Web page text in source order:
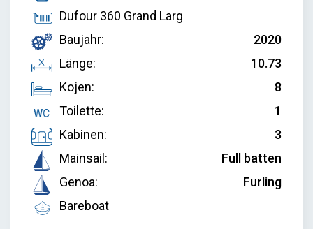
Dufour 360 Grand Larg
Baujahr:
2020
Länge:
10.73
Kojen:
8
Toilette:
1
Kabinen:
3
Mainsail:
Full batten
Genoa:
Furling
Bareboat